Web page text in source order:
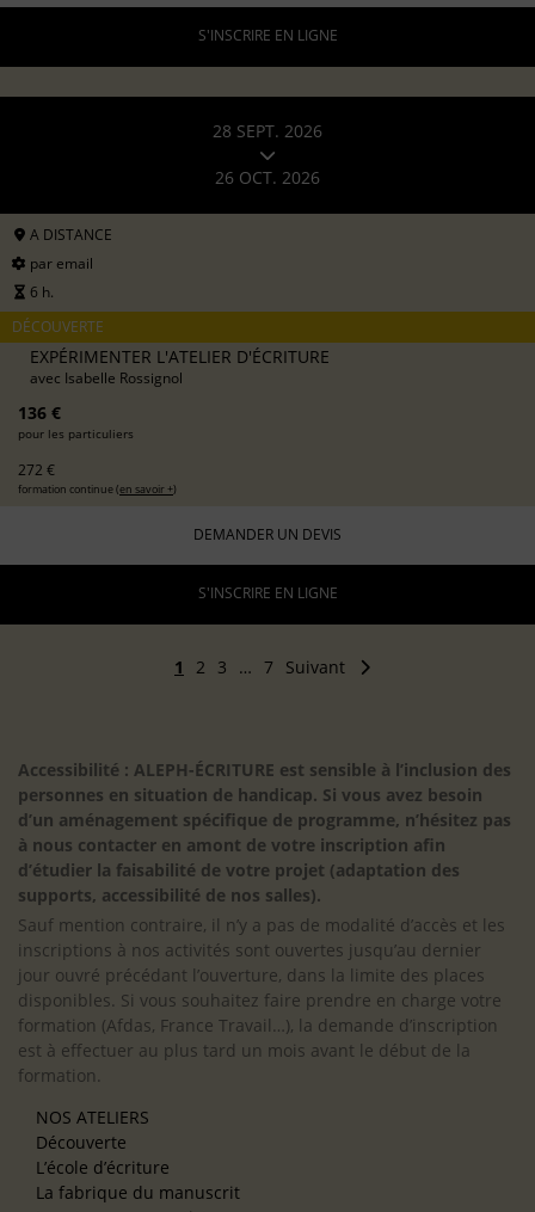
S'INSCRIRE EN LIGNE
28 SEPT. 2026
26 OCT. 2026
A DISTANCE
par email
6 h.
DÉCOUVERTE
EXPÉRIMENTER L'ATELIER D'ÉCRITURE
avec Isabelle Rossignol
136 €
pour les particuliers
272 €
formation continue (en savoir +)
DEMANDER UN DEVIS
S'INSCRIRE EN LIGNE
1 2 3 … 7 Suivant
Accessibilité : ALEPH-ÉCRITURE est sensible à l’inclusion des
personnes en situation de handicap. Si vous avez besoin
d’un aménagement spécifique de programme, n’hésitez pas
à nous contacter en amont de votre inscription afin
d’étudier la faisabilité de votre projet (adaptation des
supports, accessibilité de nos salles).
Sauf mention contraire, il n’y a pas de modalité d’accès et les
inscriptions à nos activités sont ouvertes jusqu’au dernier
jour ouvré précédant l’ouverture, dans la limite des places
disponibles. Si vous souhaitez faire prendre en charge votre
formation (Afdas, France Travail…), la demande d’inscription
est à effectuer au plus tard un mois avant le début de la
formation.
NOS ATELIERS
Découverte
L’école d’écriture
La fabrique du manuscrit